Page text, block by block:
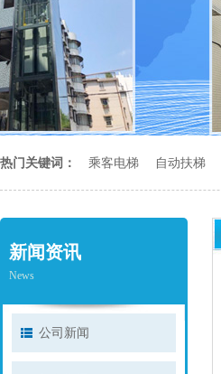
热门关键词： 乘客电梯 自动扶梯
新闻资讯
News
公司新闻